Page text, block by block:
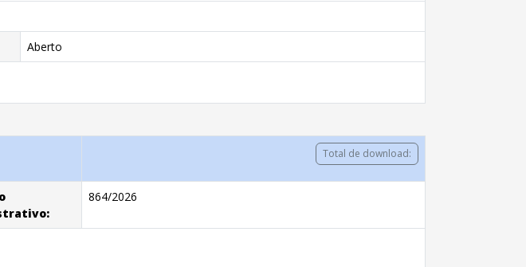
Aberto
Total de download:
864/2026